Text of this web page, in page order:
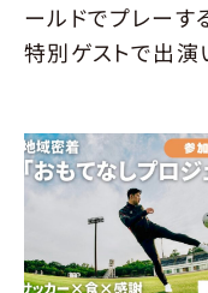
ールドでプレーす
特別ゲストで出演